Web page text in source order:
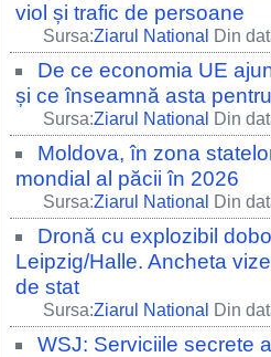
viol și trafic de persoane
Sursa:Ziarul National Din
De ce economia UE
și ce înseamnă asta
Sursa:Ziarul National Din
Moldova, în zona
mondial al păcii în 2026
Sursa:Ziarul National Din
Dronă cu explozibil
Leipzig/Halle. Ancheta
de stat
Sursa:Ziarul National Din
WSJ: Serviciile secrete